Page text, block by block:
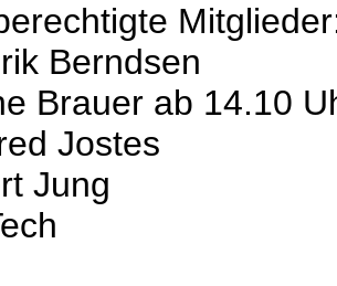
Berndsen
Brauer ab 14.10
Jostes
Jung